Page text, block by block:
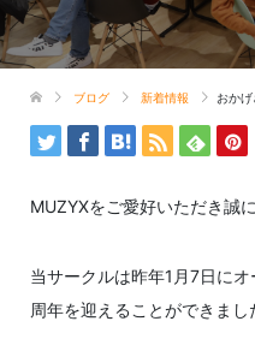
ブログ 新着情報 おか
MUZYXをご愛好いただき誠
当サークルは昨年1月7日に
周年を迎えることができまし